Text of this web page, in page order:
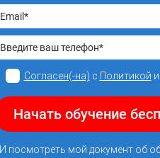
Согласен(-на) с Политикой и
Начать обучение
И посмотреть мой документ об